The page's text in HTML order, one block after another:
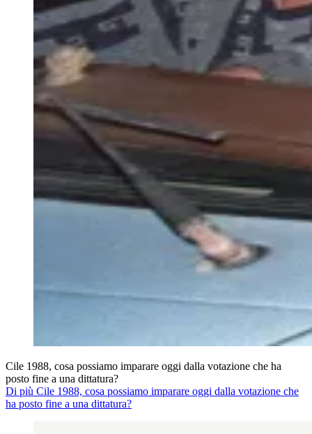
Cile 1988, cosa possiamo imparare oggi dalla votazione che ha
posto fine a una dittatura?
Di più Cile 1988, cosa possiamo imparare oggi dalla votazione che
ha posto fine a una dittatura?